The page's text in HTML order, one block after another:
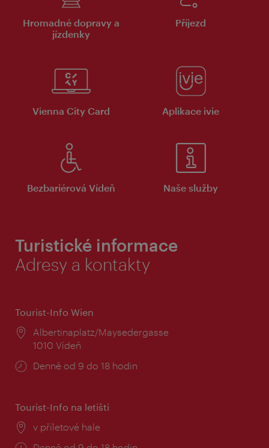
Hromadné dopravy a
jízdenky
Příjezd
Vienna City Card Aplikace ivie
Bezbariérová Vídeň Naše služby
Turistické informace
Adresy a kontakty
Tourist-Info Wien
Místo:
Albertinaplatz/Maysedergasse
1010 Vídeň
Provozní
Denně od 9 do 18 hodin
Tourist-Info na letišti
Místo:
v příletové hale